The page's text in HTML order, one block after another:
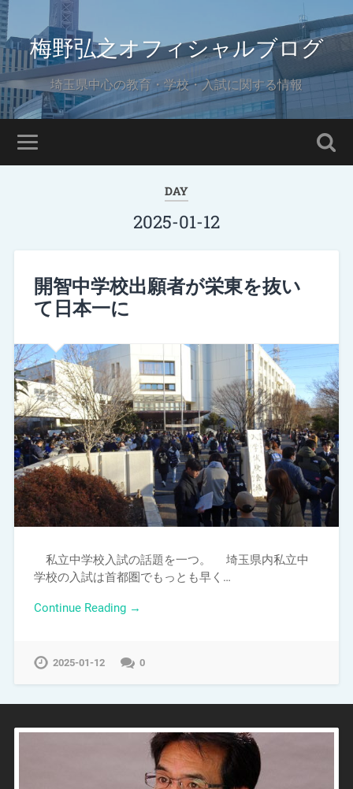
梅野弘之オフィシャルブログ
埼玉県中心の教育・学校・入試に関する情報
DAY
2025-01-12
開智中学校出願者が栄東を抜い
て日本一に
私立中学校入試の話題を一つ。 埼玉県内私立中
学校の入試は首都圏でもっとも早く…
Continue Reading →
2025-01-12 0